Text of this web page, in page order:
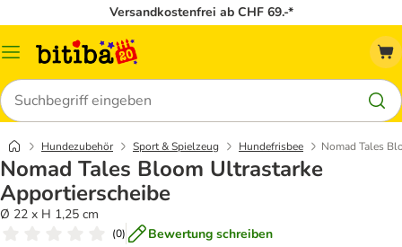
Versandkostenfrei ab CHF 69.-*
Menü
Suchen
Hundezubehör Sport & Spielzeug Hundefrisbee Nomad Tales
Nomad Tales Bloom Ultrastarke
Apportierscheibe
Ø 22 x H 1,25 cm
(0) Bewertung schreiben